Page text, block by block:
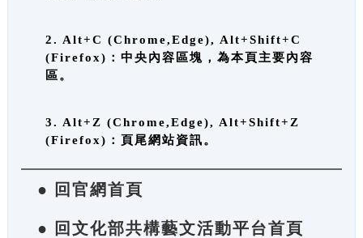
2. Alt+C (Chrome,Edge), Alt+Shift+C
(Firefox)：中央內容區塊，為本頁主要內容
區。
3. Alt+Z (Chrome,Edge), Alt+Shift+Z
(Firefox)：頁尾網站資訊。
● 回官網首頁
● 回文化部共構藝文活動平台首頁